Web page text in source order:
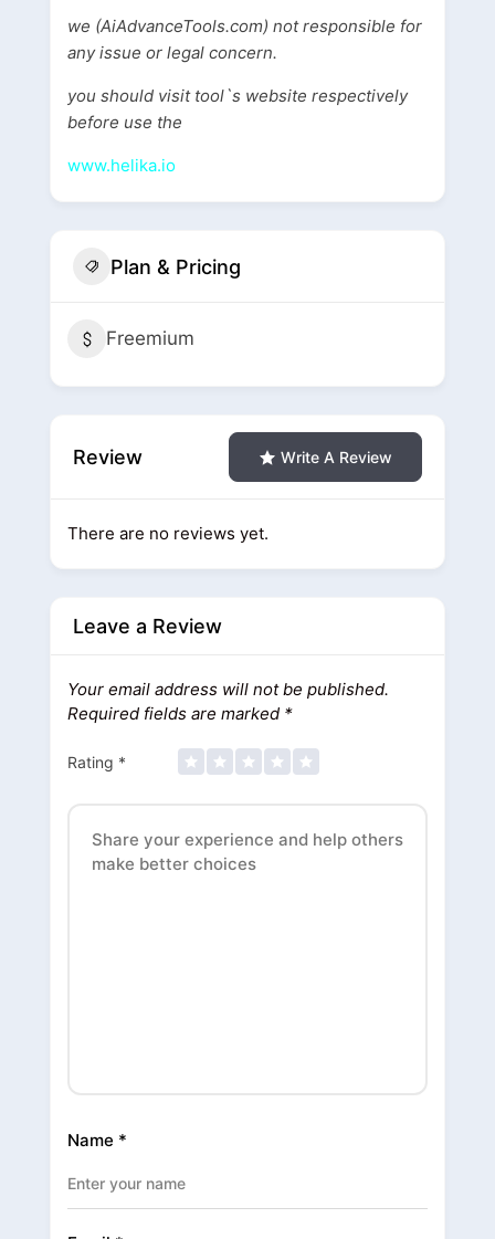
we (AiAdvanceTools.com) not responsible for
any issue or legal concern.
you should visit tool`s website respectively
before use the
www.helika.io
Plan & Pricing
Freemium
Review Write A Review
There are no reviews yet.
Leave a Review
Your email address will not be published.
Required fields are marked *
Rating *
Name *